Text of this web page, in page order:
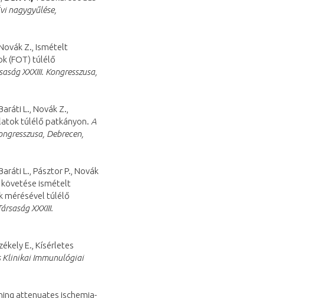
nagygyűlése,
Z., Ismételt
(FOT) túlélő
XXXIII. Kongresszusa,
L., Novák Z.,
túlélő patkányon. A
Debrecen,
L., Pásztor P., Novák
ismételt
mérésével túlélő
XXXIII.
E., Kísérletes
Klinikai Immunulógiai
attenuates ischemia-